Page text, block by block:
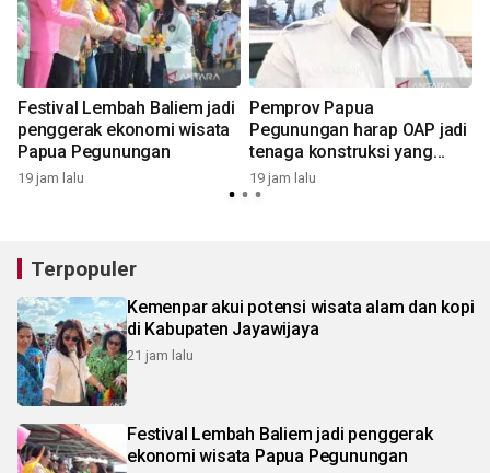
Festival Lembah Baliem jadi
penggerak ekonomi wisata
Papua Pegunungan
19 jam lalu
Pemprov Papua
Pegunungan harap OAP jadi
tenaga konstruksi yang
andal
19 jam lalu
Terpopuler
Kemenpar akui potensi wisata alam dan kopi
di Kabupaten Jayawijaya
21 jam lalu
Festival Lembah Baliem jadi penggerak
ekonomi wisata Papua Pegunungan